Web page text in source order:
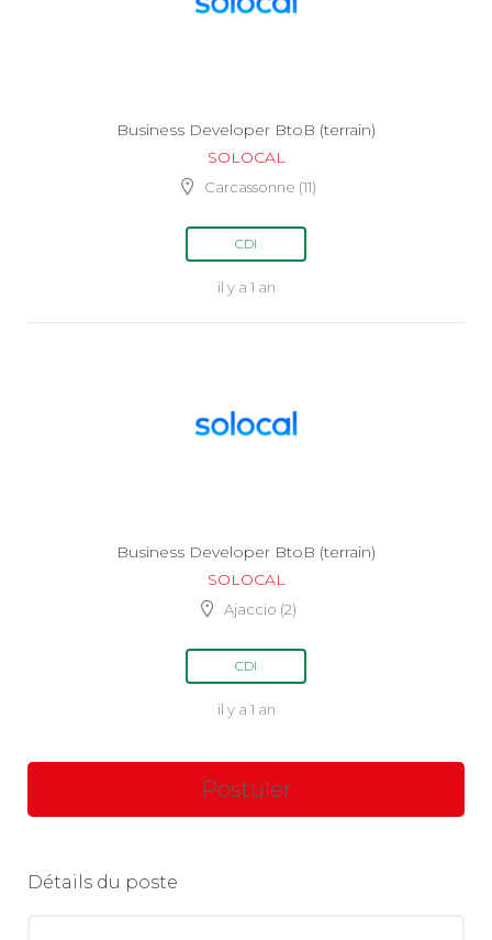
Business Developer BtoB (terrain)
SOLOCAL
Carcassonne (11)
CDI
il y a 1 an
Business Developer BtoB (terrain)
SOLOCAL
Ajaccio (2)
CDI
il y a 1 an
Détails du poste